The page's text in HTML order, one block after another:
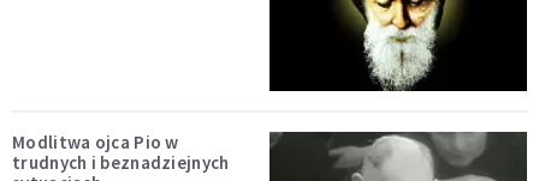
Modlitwa ojca Pio w
trudnych i beznadziejnych